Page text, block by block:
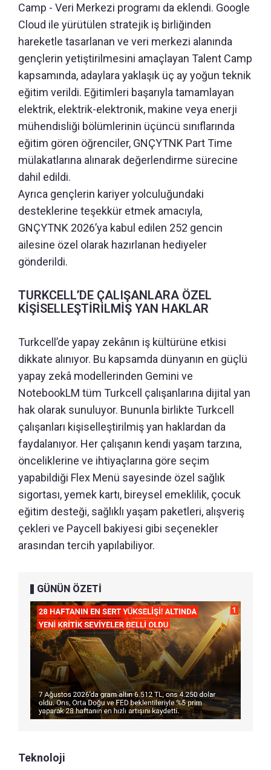
Camp - Veri Merkezi programı da eklendi. Google
Cloud ile yürütülen stratejik iş birliğinden
hareketle tasarlanan ve veri merkezi alanında
gençlerin yetiştirilmesini amaçlayan Talent Camp
kapsamında, adaylara yaklaşık üç ay yoğun teknik
eğitim verildi. Eğitimleri başarıyla tamamlayan
elektrik, elektrik-elektronik, makine veya enerji
mühendisliği bölümlerinin üçüncü sınıflarında
eğitim gören öğrenciler, GNÇYTNK Part Time
mülakatlarına alınarak değerlendirme sürecine
dahil edildi.
Ayrıca gençlerin kariyer yolculuğundaki
desteklerine teşekkür etmek amacıyla,
GNÇYTNK 2026’ya kabul edilen 252 gencin
ailesine özel olarak hazırlanan hediyeler
gönderildi.
TURKCELL’DE ÇALIŞANLARA ÖZEL
KİŞİSELLEŞTİRİLMİŞ YAN HAKLAR
Turkcell’de yapay zekânın iş kültürüne etkisi
dikkate alınıyor. Bu kapsamda dünyanın en güçlü
yapay zekâ modellerinden Gemini ve
NotebookLM tüm Turkcell çalışanlarına dijital yan
hak olarak sunuluyor. Bununla birlikte Turkcell
çalışanları kişiselleştirilmiş yan haklardan da
faydalanıyor. Her çalışanın kendi yaşam tarzına,
önceliklerine ve ihtiyaçlarına göre seçim
yapabildiği Flex Menü sayesinde özel sağlık
sigortası, yemek kartı, bireysel emeklilik, çocuk
eğitim desteği, sağlıklı yaşam paketleri, alışveriş
çekleri ve Paycell bakiyesi gibi seçenekler
arasından tercih yapılabiliyor.
GÜNÜN ÖZETİ
Teknoloji